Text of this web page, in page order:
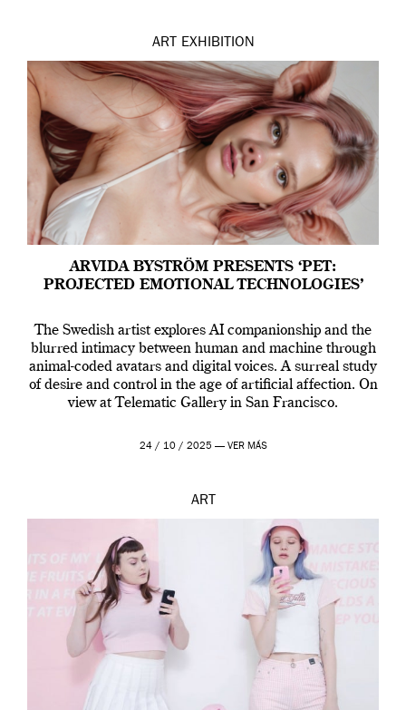
ART EXHIBITION
ARVIDA BYSTRÖM PRESENTS ‘PET:
PROJECTED EMOTIONAL TECHNOLOGIES’
The Swedish artist explores AI companionship and the
blurred intimacy between human and machine through
animal-coded avatars and digital voices. A surreal study
of desire and control in the age of artificial affection. On
view at Telematic Gallery in San Francisco.
24 / 10 / 2025 — VER MÁS
ART